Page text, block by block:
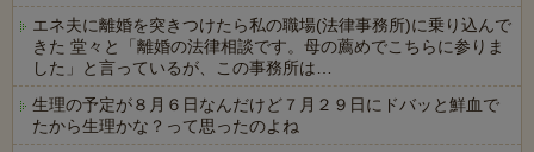
エネ夫に離婚を突きつけたら私の職場(法律事務所)に乗り込んで
きた 堂々と「離婚の法律相談です。母の薦めでこちらに参りま
した」と言っているが、この事務所は…
生理の予定が８月６日なんだけど７月２９日にドバッと鮮血で
たから生理かな？って思ったのよね